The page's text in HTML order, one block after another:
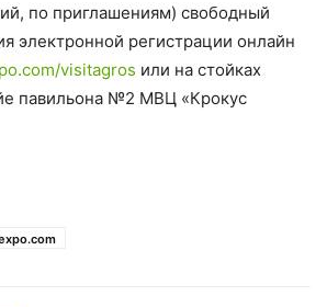
по приглашениям) свободный
электронной регистрации онлайн
visitagros или на стойках
павильона №2 МВЦ «Крокус